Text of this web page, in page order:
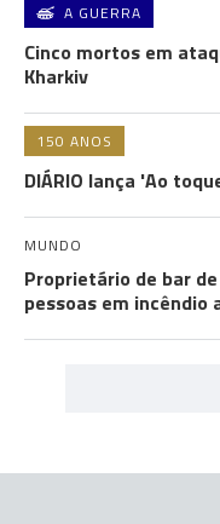
A GUERRA
Cinco mortos em
Kharkiv
150 ANOS
DIÁRIO lança 'Ao
MUNDO
Proprietário de bar
pessoas em incêndio